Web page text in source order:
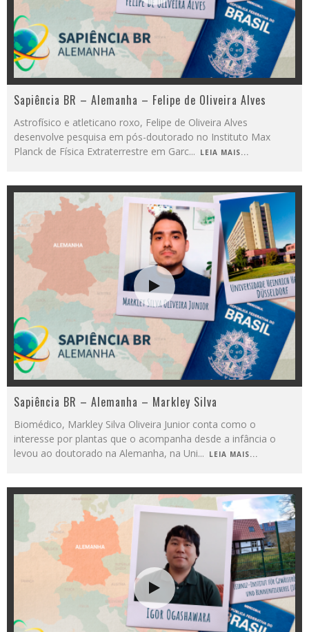
Sapiência BR – Alemanha – Felipe de Oliveira Alves
Astrofísico e atleticano roxo, Felipe de Oliveira Alves
desenvolve pesquisa em pós-doutorado no Instituto Max
Planck de Física Extraterrestre em Garc... LEIA MAIS...
Sapiência BR – Alemanha – Markley Silva
Biomédico, Markley Silva Oliveira Junior conta como o
interesse por plantas que o acompanha desde a infância o
levou ao doutorado na Alemanha, na Uni... LEIA MAIS...